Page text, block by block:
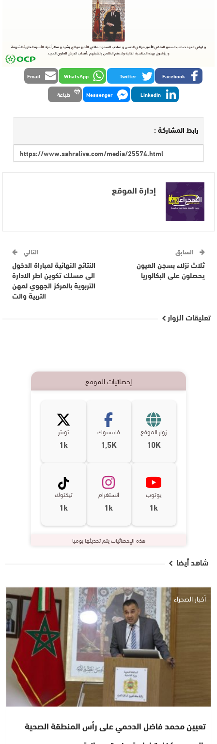
Facebook
Twitter
WhatsApp
Email
LinkedIn
Messenger طباعة
رابط المشاركة :
إدارة الموقع
السابق
ثلاث نزلاء بسجن العيون
يحصلون على البكالوريا
التالي
النتائج النهائية لمباراة الدخول
الى مسلك تكوين اطر الادارة
التربوية بالمركز الجهوي لمهن
التربية والت
تعليقات الزوار
إحصائيات الموقع
زوار الموقع
10K
فايسبوك
1,5K
تويتر
1k
يوتوب
1k
انستغرام
1k
تيكتوك
1k
هذه الإحصائيات يتم تحديثها يوميا
شاهد أيضا
أخبار الصحراء
تعيين محمد فاضل الدحمي على رأس المنطقة الصحية